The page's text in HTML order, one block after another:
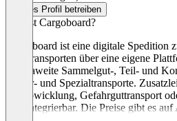
Dieses Profil betreiben
Was ist Cargoboard?
Cargoboard ist eine digitale
von Transporten über eine eigene
europaweite Sammelgut-, Teil- und
Kurier- und Spezialtransporte.
Zollabwicklung, Gefahrguttransport
sind integrierbar. Die Preise gibt es